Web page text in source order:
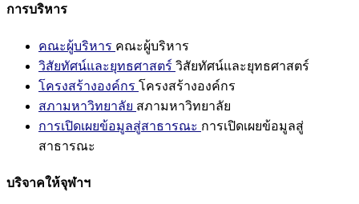
การบริหาร
คณะผู้บริหาร คณะผู้บริหาร
วิสัยทัศน์และยุทธศาสตร์ วิสัยทัศน์และยุทธศาสตร์
โครงสร้างองค์กร โครงสร้างองค์กร
สภามหาวิทยาลัย สภามหาวิทยาลัย
การเปิดเผยข้อมูลสู่สาธารณะ การเปิดเผยข้อมูลสู่
สาธารณะ
บริจาคให้จุฬาฯ